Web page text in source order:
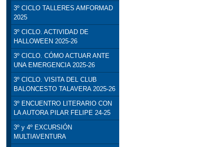
3º CICLO TALLERES AMFORMAD
2025
3º CICLO. ACTIVIDAD DE
HALLOWEEN 2025-26
3º CICLO. CÓMO ACTUAR ANTE
UNA EMERGENCIA 2025-26
3º CICLO. VISITA DEL CLUB
BALONCESTO TALAVERA 2025-26
3º ENCUENTRO LITERARIO CON
LA AUTORA PILAR FELIPE 24-25
3º y 4º EXCURSIÓN
MULTIAVENTURA